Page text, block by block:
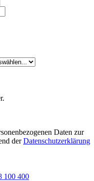
Daten zur
derDatenschutzerklärung
100 400